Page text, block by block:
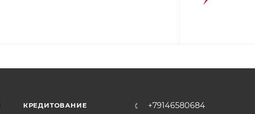
КРЕДИТОВАНИЕ +79146580684